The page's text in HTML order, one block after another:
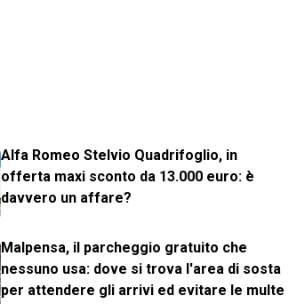
Alfa Romeo Stelvio Quadrifoglio, in
offerta maxi sconto da 13.000 euro: è
davvero un affare?
Malpensa, il parcheggio gratuito che
nessuno usa: dove si trova l'area di sosta
per attendere gli arrivi ed evitare le multe